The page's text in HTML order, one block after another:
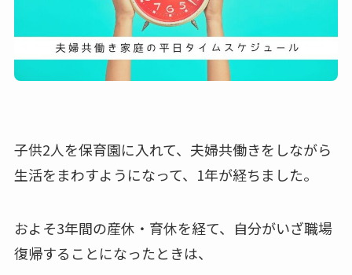
子供2人を保育園に入れて、夫婦共働きをしながら
生活をまわすようになって、1年が経ちました。
およそ3年間の産休・育休を経て、自分がいざ職場
復帰することになったときは、